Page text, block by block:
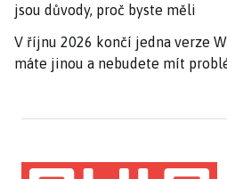
jsou důvody, proč byste měli
V říjnu 2026 končí jedna verze
máte jinou a nebudete mít